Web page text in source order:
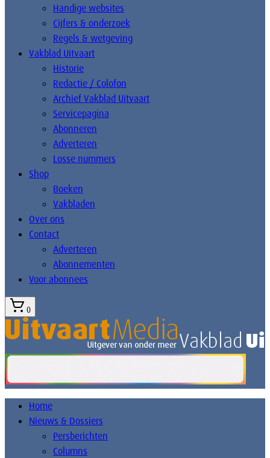
Handige websites
Cijfers & onderzoek
Regels & wetgeving
Vakblad Uitvaart
Historie
Redactie / Colofon
Archief Vakblad Uitvaart
Servicepagina
Abonneren
Adverteren
Losse nummers
Shop
Boeken
Vakbladen
Over ons
Contact
Adverteren
Abonnementen
Voor abonnees
0
Home
Nieuws & Dossiers
Persberichten
Columns